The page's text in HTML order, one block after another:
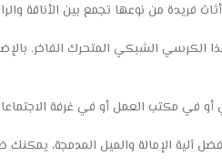
فريدة من نوعها تجمع بين الأناقة
الكرسي الشبكي المتحرك الفاخر.
مكتب العمل أو في غرفة
آلية الإمالة والميل المدمجة،